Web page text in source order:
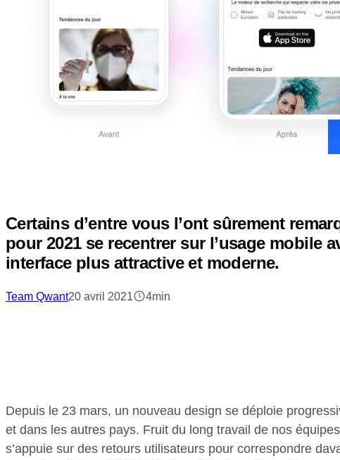
Certains d’entre vous l’ont sûrement
pour 2021 se recentrer sur l’usage mobile
interface plus attractive et moderne.
Team Qwant20 avril 2021 4min
Depuis le 23 mars, un nouveau design se déploie
et dans les autres pays. Fruit du long travail de nos
s’appuie sur des retours utilisateurs pour correspondre